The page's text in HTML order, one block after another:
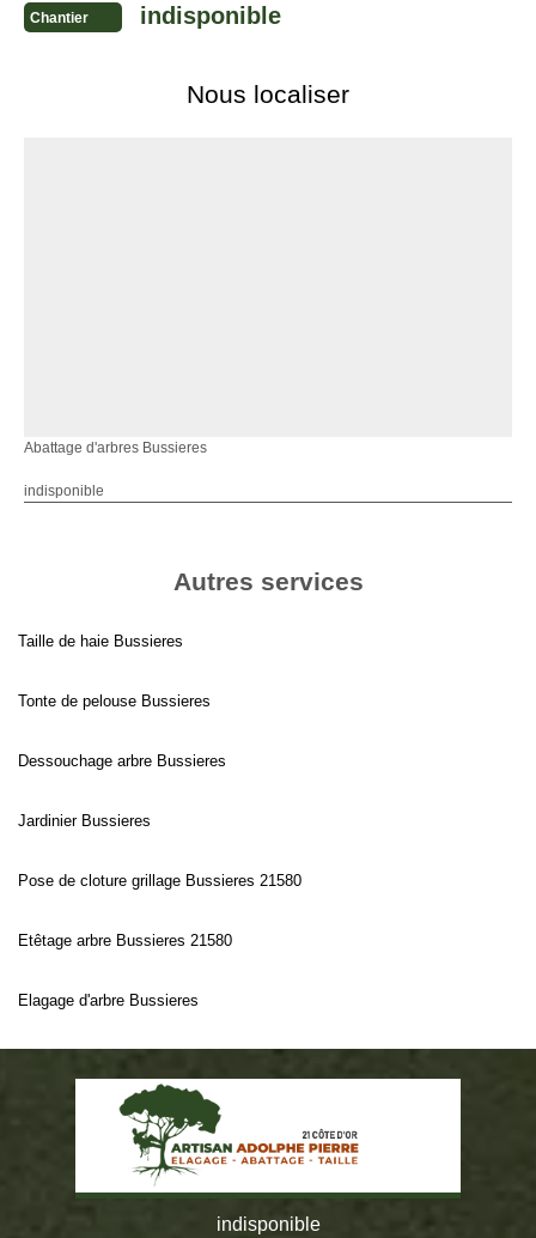
Chantier indisponible
Nous localiser
Abattage d'arbres Bussieres
indisponible
Autres services
Taille de haie Bussieres
Tonte de pelouse Bussieres
Dessouchage arbre Bussieres
Jardinier Bussieres
Pose de cloture grillage Bussieres 21580
Etêtage arbre Bussieres 21580
Elagage d'arbre Bussieres
indisponible